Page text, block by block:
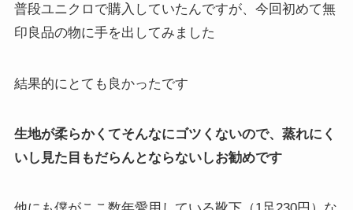
普段ユニクロで購入していたんですが、今回初めて無
印良品の物に手を出してみました
結果的にとても良かったです
生地が柔らかくてそんなにゴツくないので、蒸れにく
いし見た目もだらんとならないしお勧めです